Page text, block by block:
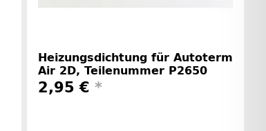
Heizungsdichtung für Autoterm
Air 2D, Teilenummer P2650
2,95 € *